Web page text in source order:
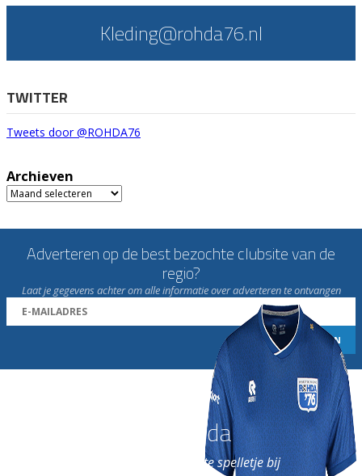
Kleding@rohda76.nl
TWITTER
Tweets door @ROHDA76
Archieven
Archieven
Adverteren op de best bezochte clubsite van de
regio?
Laat je gegevens achter om alle informatie over adverteren te ontvangen
Word nu lid van Rohda
en geniet iedere week van het leukste spelletje bij